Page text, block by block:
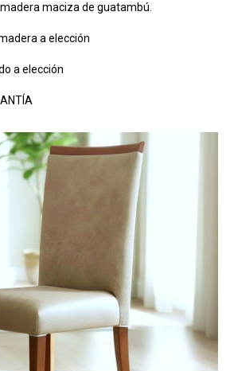
maciza de guatambú.
a elección
a elección